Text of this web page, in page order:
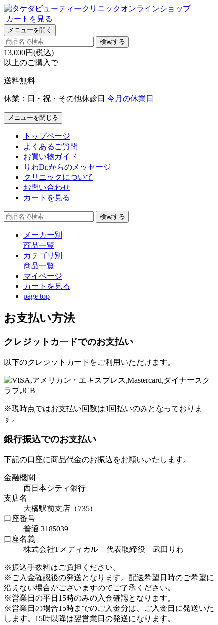
カートを見る
メニューを開く
検索する
13,000円(税込)
以上のご購入で
送料無料
休業：日・祝・その他休診日 今月の休業日
メニューを閉じる
トップページ
よくあるご質問
お買い物ガイド
りわDr.からのメッセージ
クリニックについて
お問い合わせ
カートを見る
検索する
メーカー別
商品一覧
カテゴリ別
商品一覧
マイページ
カート を見る
page top
お支払い方法
クレジットカードでのお支払い
以下のクレジットカードをご利用いただけます。
※現時点ではお支払い回数は1回払いのみとなっておりま
す。
銀行振込でのお支払い
下記の口座に商品代金のお振込をお願いいたします。
金融機関
西日本シティ銀行
支店名
大橋駅前支店（735）
口座番号
普通 3185039
口座名義
株式会社Tメディカル 代表取締役 武田りわ
※振込手数料はご負担ください。
※ご入金確認後の発送となります。配送希望日時のご希望に
沿えない場合がございますのでご了承ください。
※営業日の平日15時のみの入金確認となります。
※営業日の場合15時までのご入金分は、ご入金日に発送いた
します。15時以降は翌営業日の発送になります。